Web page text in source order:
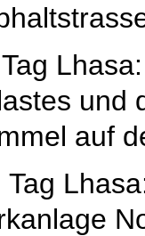
und
auf
Tag